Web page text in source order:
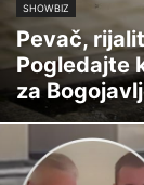
SHOWBIZ
Pevač,
Pogledajte
za